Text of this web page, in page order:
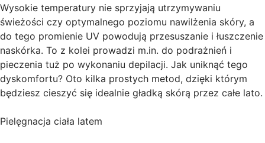
Wysokie temperatury nie sprzyjają utrzymywaniu
świeżości czy optymalnego poziomu nawilżenia skóry, a
do tego promienie UV powodują przesuszanie i łuszczenie
naskórka. To z kolei prowadzi m.in. do podrażnień i
pieczenia tuż po wykonaniu depilacji. Jak uniknąć tego
dyskomfortu? Oto kilka prostych metod, dzięki którym
będziesz cieszyć się idealnie gładką skórą przez całe lato.
Pielęgnacja ciała latem